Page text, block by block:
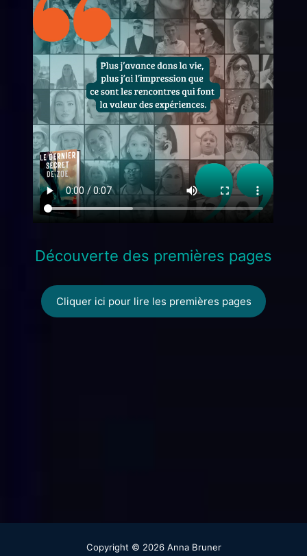
Découverte des premières pages
Cliquer ici pour lire les premières pages
Copyright © 2026 Anna Bruner